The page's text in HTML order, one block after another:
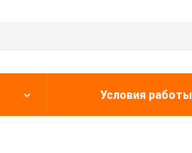
Условия работы